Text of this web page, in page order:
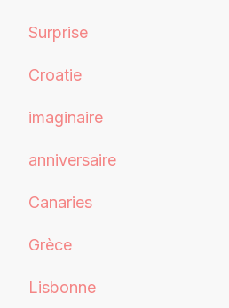
Surprise
Croatie
imaginaire
anniversaire
Canaries
Grèce
Lisbonne